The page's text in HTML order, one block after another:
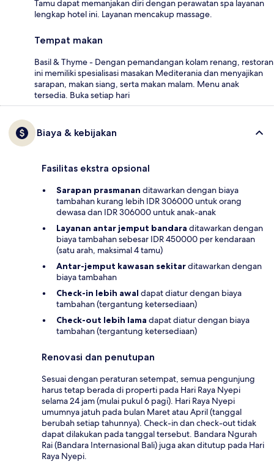
Tamu dapat memanjakan diri dengan perawatan spa layanan
lengkap hotel ini. Layanan mencakup massage.
Tempat makan
Basil & Thyme - Dengan pemandangan kolam renang, restoran
ini memiliki spesialisasi masakan Mediterania dan menyajikan
sarapan, makan siang, serta makan malam. Menu anak
tersedia. Buka setiap hari
Biaya & kebijakan
Fasilitas ekstra opsional
Sarapan prasmanan ditawarkan dengan biaya
tambahan kurang lebih IDR 306000 untuk orang
dewasa dan IDR 306000 untuk anak-anak
Layanan antar jemput bandara ditawarkan dengan
biaya tambahan sebesar IDR 450000 per kendaraan
(satu arah, maksimal 4 tamu)
Antar-jemput kawasan sekitarditawarkan dengan
biaya tambahan
Check-in lebih awal dapat diatur dengan biaya
tambahan (tergantung ketersediaan)
Check-out lebih lama dapat diatur dengan biaya
tambahan (tergantung ketersediaan)
Renovasi dan penutupan
Sesuai dengan peraturan setempat, semua pengunjung
harus tetap berada di properti pada Hari Raya Nyepi
selama 24 jam (mulai pukul 6 pagi). Hari Raya Nyepi
umumnya jatuh pada bulan Maret atau April (tanggal
berubah setiap tahunnya). Check-in dan check-out tidak
dapat dilakukan pada tanggal tersebut. Bandara Ngurah
Rai (Bandara Internasional Bali) juga akan ditutup pada Hari
Raya Nyepi.